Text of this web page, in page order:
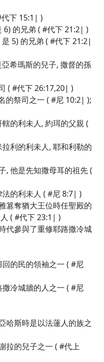
代下 15:1| )
6) 的兄弟 ( #代下 21:2| )
5) 的兄弟 ( #代下 21:2|
希瑪斯的兒子, 撒督的孫
( #代下 26:17,20| )
的祭司之一 ( #尼 10:2| );
的利未人, 約珥的父親 (
利的利未人, 耶和利勒的
, 他是先知撒母耳的祖先 (
法的利未人 ( #尼 8:7| )
篡奪猶大王位時任聖殿的
( #代下 23:1| )
代參與了重修耶路撒冷城
的民的領袖之一 ( #尼
冷城牆的人之一 ( #尼
哈斯時是以法蓮人的族之
拉的兒子之一 ( #代上